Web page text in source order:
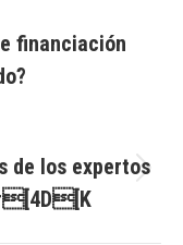
financiación
de los expertos